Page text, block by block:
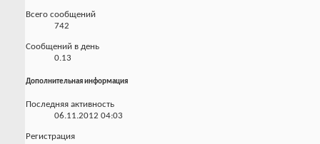
Всего сообщений
742
Сообщений в день
0.13
Дополнительная информация
Последняя активность
06.11.2012 04:03
Регистрация